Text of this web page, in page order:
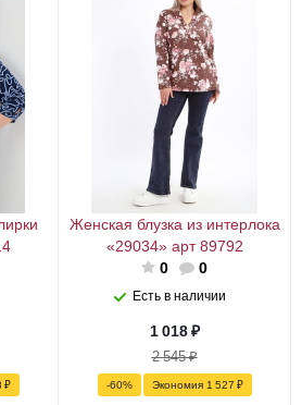
₽
Женская блузка из интерлока
«29034» арт 89792
0
0
Есть в наличии
1 018₽
2 545₽
-60% Экономия 1 527 ₽